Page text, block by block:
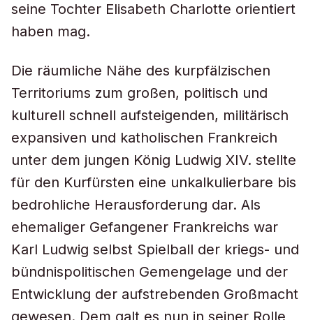
seine Tochter Elisabeth Charlotte orientiert
haben mag.
Die räumliche Nähe des kurpfälzischen
Territoriums zum großen, politisch und
kulturell schnell aufsteigenden, militärisch
expansiven und katholischen Frankreich
unter dem jungen König Ludwig XIV. stellte
für den Kurfürsten eine unkalkulierbare bis
bedrohliche Herausforderung dar. Als
ehemaliger Gefangener Frankreichs war
Karl Ludwig selbst Spielball der kriegs- und
bündnispolitischen Gemengelage und der
Entwicklung der aufstrebenden Großmacht
gewesen. Dem galt es nun in seiner Rolle